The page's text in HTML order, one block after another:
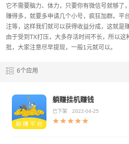
它不需要脑力、体力，只要你有微信号就够了
赚得多，就要多申请几个小号，疯狂加群。平
注等，这样我们就可以获得收益分成，这就是
由于受到TX打压，大多存活时间不长，所以
批，大家注意尽早提现，一般1元就可以。
6个应用
躺赚挂机赚钱
已下架 2022-04-25